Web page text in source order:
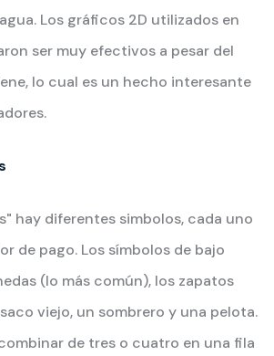
Los gráficos 2D utilizados en
ser muy efectivos a pesar del
lo cual es un hecho interesante
hay diferentes simbolos, cada uno
de pago. Los símbolos de bajo
(lo más común), los zapatos
viejo, un sombrero y una pelota.
de tres o cuatro en una fila